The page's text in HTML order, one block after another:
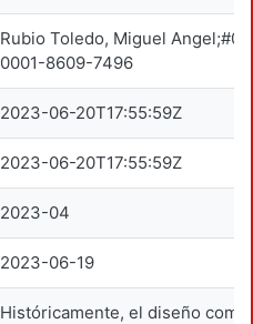
Rubio Toledo, Miguel
0001-8609-7496
2023-06-20T17:55:59Z
2023-06-20T17:55:59Z
2023-04
2023-06-19
Históricamente, el diseño como